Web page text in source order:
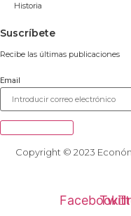
Historia
Suscríbete
Recibe las últimas publicaciones
Email
Copyright © 2023
Facebook